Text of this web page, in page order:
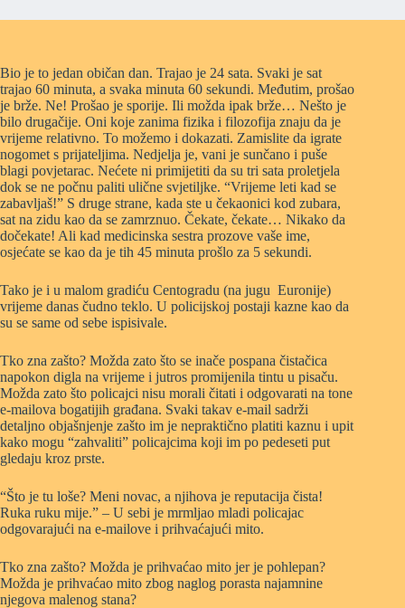
Bio je to jedan običan dan. Trajao je 24 sata. Svaki je sat
trajao 60 minuta, a svaka minuta 60 sekundi. Međutim, prošao
je brže. Ne! Prošao je sporije. Ili možda ipak brže… Nešto je
bilo drugačije. Oni koje zanima fizika i filozofija znaju da je
vrijeme relativno. To možemo i dokazati. Zamislite da igrate
nogomet s prijateljima. Nedjelja je, vani je sunčano i puše
blagi povjetarac. Nećete ni primijetiti da su tri sata proletjela
dok se ne počnu paliti ulične svjetiljke. “Vrijeme leti kad se
zabavljaš!” S druge strane, kada ste u čekaonici kod zubara,
sat na zidu kao da se zamrznuo. Čekate, čekate… Nikako da
dočekate! Ali kad medicinska sestra prozove vaše ime,
osjećate se kao da je tih 45 minuta prošlo za 5 sekundi.
Tako je i u malom gradiću Centogradu (na jugu Euronije)
vrijeme danas čudno teklo. U policijskoj postaji kazne kao da
su se same od sebe ispisivale.
Tko zna zašto? Možda zato što se inače pospana čistačica
napokon digla na vrijeme i jutros promijenila tintu u pisaču.
Možda zato što policajci nisu morali čitati i odgovarati na tone
e-mailova bogatijih građana. Svaki takav e-mail sadrži
detaljno objašnjenje zašto im je nepraktično platiti kaznu i upit
kako mogu “zahvaliti” policajcima koji im po pedeseti put
gledaju kroz prste.
“Što je tu loše? Meni novac, a njihova je reputacija čista!
Ruka ruku mije.” – U sebi je mrmljao mladi policajac
odgovarajući na e-mailove i prihvaćajući mito.
Tko zna zašto? Možda je prihvaćao mito jer je pohlepan?
Možda je prihvaćao mito zbog naglog porasta najamnine
njegova malenog stana?